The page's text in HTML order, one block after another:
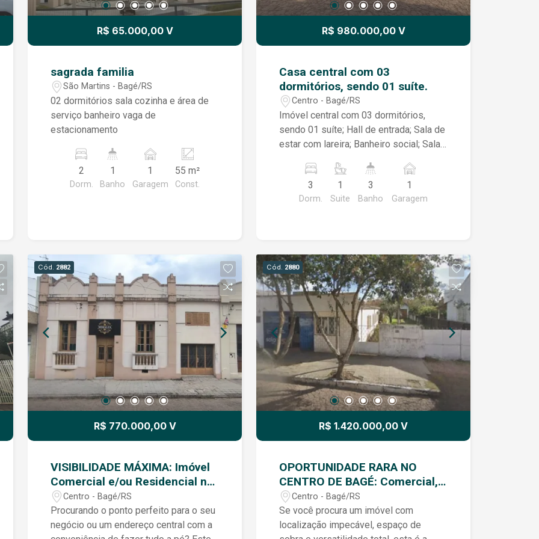
R$ 65.000,00 V
sagrada familia
São Martins - Bagé/RS
02 dormitórios sala cozinha e área de
serviço banheiro vaga de
estacionamento
2
Dorm.
1
Banho
1
Garagem
55 m²
Const.
R$ 980.000,00 V
Casa central com 03
dormitórios, sendo 01 suíte.
Centro - Bagé/RS
Imóvel central com 03 dormitórios,
sendo 01 suíte; Hall de entrada; Sala de
estar com lareira; Banheiro social; Sala
para 01 veículo, além de acesso lateral
ao pátio, permitindo a entrada de mais
veículos; Pátio totalmente calçado;
3
Dorm.
1
Suite
3
Banho
1
Garagem
Cód. 2882
R$ 770.000,00 V
VISIBILIDADE MÁXIMA: Imóvel
Comercial e/ou Residencial na
Av. Marechal Floriano!
Centro - Bagé/RS
Procurando o ponto perfeito para o seu
negócio ou um endereço central com a
Cód. 2880
R$ 1.420.000,00 V
OPORTUNIDADE RARA NO
CENTRO DE BAGÉ: Comercial,
Clínico ou Residencial!
Centro - Bagé/RS
Se você procura um imóvel com
localização impecável, espaço de